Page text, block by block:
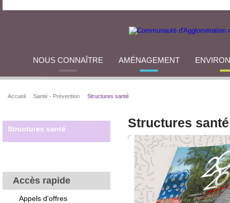
NOUS CONNAÎTRE AMÉNAGEMENT
Accueil Santé - Prévention Structures santé
Structures santé
Accès rapide
Appels d'offres
Structures santé